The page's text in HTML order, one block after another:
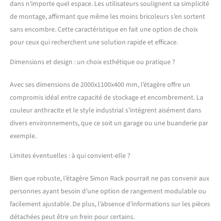
mesure 1975x1110x410
mm (hauteur, profondeur,
Capacité de charge et
POINT DE FLEXION est 200
signifie que lors du retrait
retrouve sa forme
originale. Cet avantage
confère une durabilité
accrue au fil du temps et
une plus grande
FACILE - Inclut un manuel
pour le montage,
expliquant étape par
étape la procédure à
dans n’importe quel espace. Les utilisateurs soulignent sa simplicité
de montage, affirmant que même les moins bricoleurs s’en sortent
sans encombre. Cette caractéristique en fait une option de choix
pour ceux qui recherchent une solution rapide et efficace.
Dimensions et design : un choix esthétique ou pratique ?
Avec ses dimensions de 2000x1100x400 mm, l’étagère offre un
compromis idéal entre capacité de stockage et encombrement. La
couleur anthracite et le style industrial s’intègrent aisément dans
divers environnements, que ce soit un garage ou une buanderie par
exemple.
Limites éventuelles : à qui convient-elle ?
Bien que robuste, l’étagère Simon Rack pourrait ne pas convenir aux
personnes ayant besoin d’une option de rangement modulable ou
facilement ajustable. De plus, l’absence d’informations sur les pièces
détachées peut être un frein pour certains.